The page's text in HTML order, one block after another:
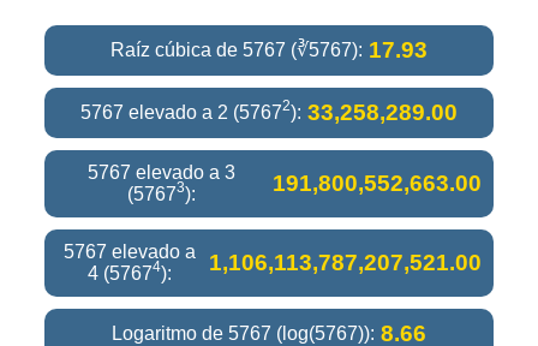
Raíz cúbica de 5767 (∛5767): 17.93
5767 elevado a 2 (57672): 33,258,289.00
5767 elevado a 3
(57673): 191,800,552,663.00
5767 elevado a
4 (57674): 1,106,113,787,207,521.00
Logaritmo de 5767 (log(5767)): 8.66